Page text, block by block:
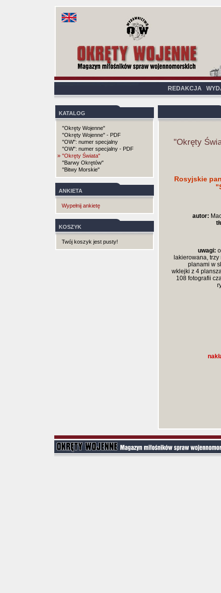
REDAKCJA
KATALOG
"Okręty Wojenne"
"Okręty Wojenne" - PDF
"OW": numer specjalny
"OW": numer specjalny - PDF
» "Okręty Świata"
"Barwy Okrętów"
"Bitwy Morskie"
ANKIETA
Wypełnij ankietę
KOSZYK
Twój koszyk jest pusty!
"Okręty
Rosyjskie
autor:
uwagi:
lakierowana,
planami w
wklejki z 4
108 fotografii